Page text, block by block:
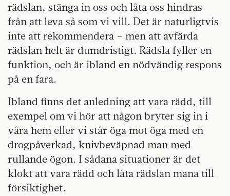
rädslan, stänga in oss och låta oss hindras
från att leva så som vi vill. Det är naturligtvis
inte att rekommendera – men att avfärda
rädslan helt är dumdristigt. Rädsla fyller en
funktion, och är ibland en nödvändig respons
på en fara.
Ibland finns det anledning att vara rädd, till
exempel om vi hör att någon bryter sig in i
våra hem eller vi står öga mot öga med en
drogpåverkad, knivbeväpnad man med
rullande ögon. I sådana situationer är det
klokt att vara rädd och låta rädslan mana till
försiktighet.